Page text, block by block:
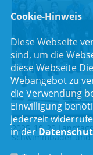
2025_10_20
Schwimmbäder und
Cookie-Hinweis
Diese Webseite
sind, um die
diese Webseite
Webangebot zu
die Verwendung
Einwilligung
jederzeit
in der